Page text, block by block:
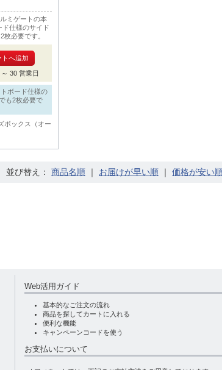
ミゲートの本
ド仕様のサイド
枚必要です。
30 営業日
ボード仕様の
も2枚必要で
ボックス（オー
並び替え： ｜ ｜
Web活用ガイド
基本的なご注文の流れ
商品を探してカートに入れる
便利な機能
キャンペーンコードを使う
お支払いについて